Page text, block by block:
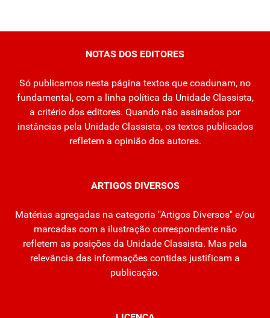
NOTAS DOS EDITORES
Só publicamos nesta página textos que coadunam, no
fundamental, com a linha política da Unidade Classista,
a critério dos editores. Quando não assinados por
instâncias pela Unidade Classista, os textos publicados
refletem a opinião dos autores.
ARTIGOS DIVERSOS
Matérias agregadas na categoria "Artigos Diversos" e/ou
marcadas com a ilustração correspondente não
refletem as posições da Unidade Classista. Mas pela
relevância das informações contidas justificam a
publicação.